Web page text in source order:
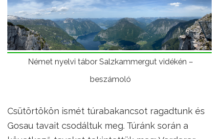
Német nyelvi tábor Salzkammergut vidékén –
beszámoló
Csütörtökön ismét túrabakancsot ragadtunk és
Gosau tavait csodáltuk meg. Túránk során a